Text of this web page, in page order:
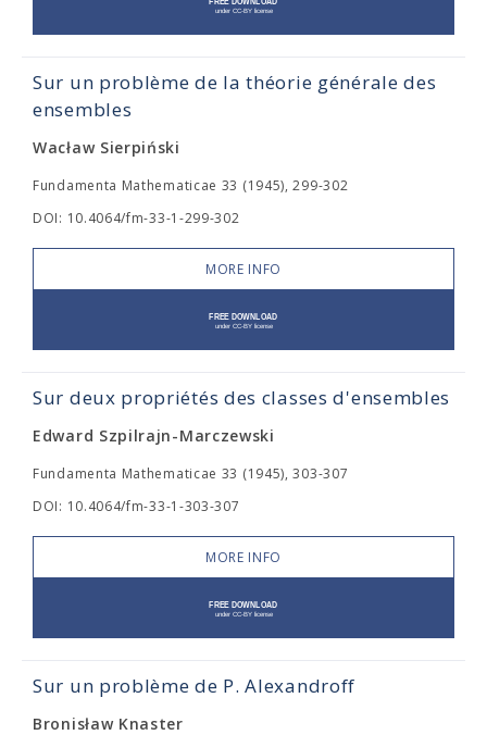
Sur un problème de la théorie générale des
ensembles
Wacław Sierpiński
Fundamenta Mathematicae 33 (1945), 299-302
DOI: 10.4064/fm-33-1-299-302
MORE INFO
Sur deux propriétés des classes d'ensembles
Edward Szpilrajn-Marczewski
Fundamenta Mathematicae 33 (1945), 303-307
DOI: 10.4064/fm-33-1-303-307
MORE INFO
Sur un problème de P. Alexandroff
Bronisław Knaster